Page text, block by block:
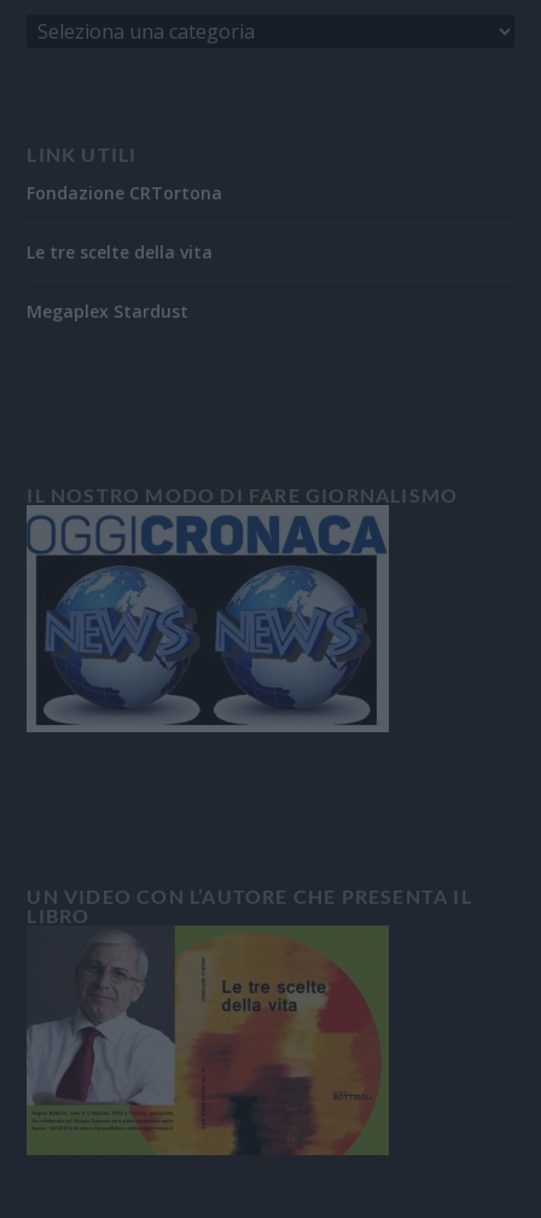
LINK UTILI
Fondazione CRTortona
Le tre scelte della vita
Megaplex Stardust
IL NOSTRO MODO DI FARE GIORNALISMO
UN VIDEO CON L’AUTORE CHE PRESENTA IL
LIBRO